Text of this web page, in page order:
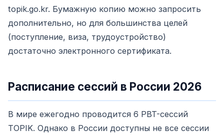
topik.go.kr. Бумажную копию можно запросить
дополнительно, но для большинства целей
(поступление, виза, трудоустройство)
достаточно электронного сертификата.
Расписание сессий в России 2026
В мире ежегодно проводится 6 PBT-сессий
TOPIK. Однако в России доступны не все сессии